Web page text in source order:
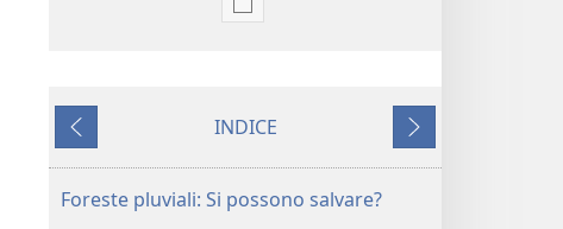
Opzioni
delle
22 giugno
Precedente
INDICE
Successivo
Foreste pluviali: Si possono salvare?